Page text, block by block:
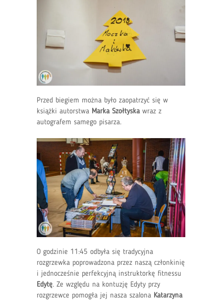
Przed biegiem można było zaopatrzyć się w
książki autorstwa Marka Szołtyskawraz z
autografem samego pisarza.
O godzinie 11:45 odbyła się tradycyjna
rozgrzewka poprowadzona przez naszą członkinię
i jednocześnie perfekcyjną instruktorkę fitnessu
Edytę. Ze względu na kontuzję Edyty przy
rozgrzewce pomogła jej nasza szalona Katarzyna